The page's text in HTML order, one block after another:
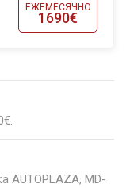
ЕЖЕМЕСЯЧНО
1690€
AUTOPLAZA, MD-